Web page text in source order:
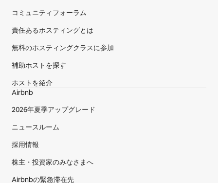
コミュニティフォーラム
責任あるホスティングとは
無料のホ⁠ス⁠テ⁠ィ⁠ン⁠グク⁠ラ⁠スに参⁠加
補助ホストを探す
ホストを紹介
Airbnb
2026年夏⁠季ア⁠ッ⁠プ⁠グ⁠レ⁠ー⁠ド
ニュースルーム
採用情報
株主・投資家のみなさまへ
Airbnbの緊急滞在先